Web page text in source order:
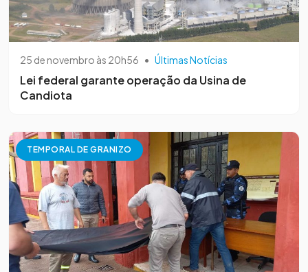
25 de novembro às 20h56 • Últimas Notícias
Lei federal garante operação da Usina de
Candiota
TEMPORAL DE GRANIZO